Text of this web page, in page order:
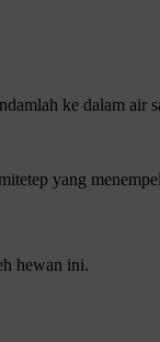
ke dalam air
yang
hewan ini.